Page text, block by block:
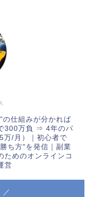
の仕組みが分かれば
300万負 ⇒ 4年のパ
万/月）｜初心者で
ち方"を発信｜副業
ためのオンラインコ
営